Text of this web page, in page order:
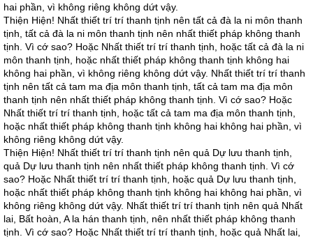
hai phần, vì không riêng không dứt vậy.
Thiện Hiện! Nhất thiết trí trí thanh tịnh nên tất cả đà la ni môn thanh
tịnh, tất cả đà la ni môn thanh tịnh nên nhất thiết pháp không thanh
tịnh. Vì cớ sao? Hoặc Nhất thiết trí trí thanh tịnh, hoặc tất cả đà la ni
môn thanh tịnh, hoặc nhất thiết pháp không thanh tịnh không hai
không hai phần, vì không riêng không dứt vậy. Nhất thiết trí trí thanh
tịnh nên tất cả tam ma địa môn thanh tịnh, tất cả tam ma địa môn
thanh tịnh nên nhất thiết pháp không thanh tịnh. Vì cớ sao? Hoặc
Nhất thiết trí trí thanh tịnh, hoặc tất cả tam ma địa môn thanh tịnh,
hoặc nhất thiết pháp không thanh tịnh không hai không hai phần, vì
không riêng không dứt vậy.
Thiện Hiện! Nhất thiết trí trí thanh tịnh nên quả Dự lưu thanh tịnh,
quả Dự lưu thanh tịnh nên nhất thiết pháp không thanh tịnh. Vì cớ
sao? Hoặc Nhất thiết trí trí thanh tịnh, hoặc quả Dự lưu thanh tịnh,
hoặc nhất thiết pháp không thanh tịnh không hai không hai phần, vì
không riêng không dứt vậy. Nhất thiết trí trí thanh tịnh nên quả Nhất
lai, Bất hoàn, A la hán thanh tịnh, nên nhất thiết pháp không thanh
tịnh. Vì cớ sao? Hoặc Nhất thiết trí trí thanh tịnh, hoặc quả Nhất lai,